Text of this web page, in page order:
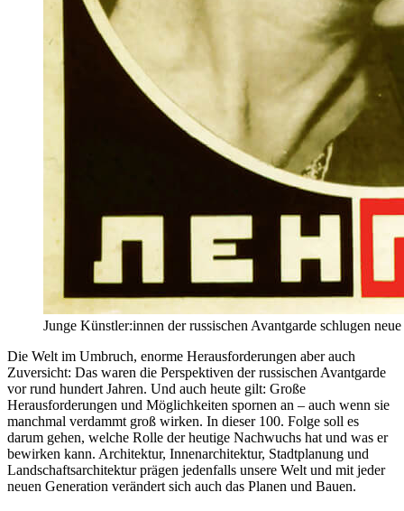
Junge Künstler:innen der russischen Avantgarde schlugen
Die Welt im Umbruch, enorme Herausforderungen aber auch
Zuversicht: Das waren die Perspektiven der russischen Avantgarde
vor rund hundert Jahren. Und auch heute gilt: Große
Herausforderungen und Möglichkeiten spornen an – auch wenn sie
manchmal verdammt groß wirken. In dieser 100. Folge soll es
darum gehen, welche Rolle der heutige Nachwuchs hat und was er
bewirken kann. Architektur, Innenarchitektur, Stadtplanung und
Landschaftsarchitektur prägen jedenfalls unsere Welt und mit jeder
neuen Generation verändert sich auch das Planen und Bauen.